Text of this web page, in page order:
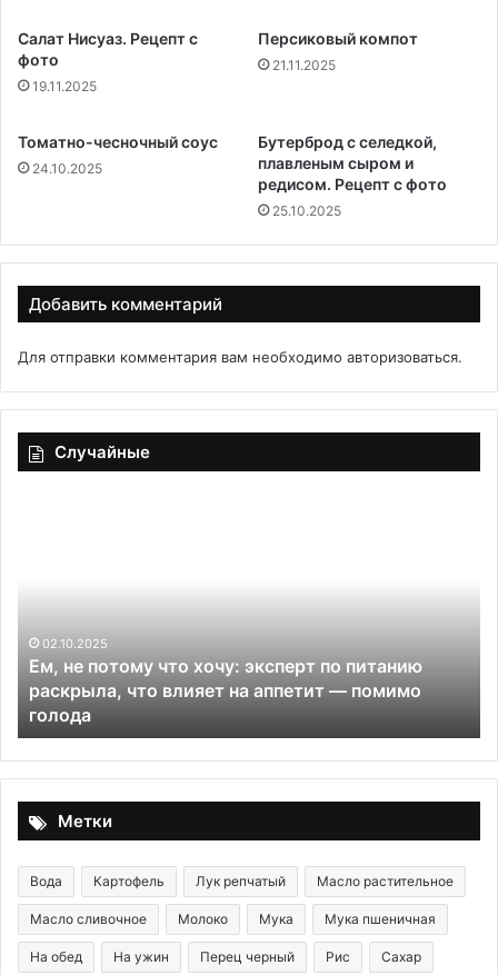
Салат Нисуаз. Рецепт с
фото
19.11.2025
Персиковый компот
21.11.2025
Томатно-чесночный соус
24.10.2025
Бутерброд с селедкой,
плавленым сыром и
редисом. Рецепт с фото
25.10.2025
Добавить комментарий
Для отправки комментария вам необходимо авторизоваться.
Случайные
питанию
помимо
07.01.2026
Как выбрать ресторан: секреты
Метки
Вода Картофель Лук репчатый Масло растительное
Масло сливочное Молоко Мука Мука пшеничная
На обед На ужин Перец черный Рис Сахар